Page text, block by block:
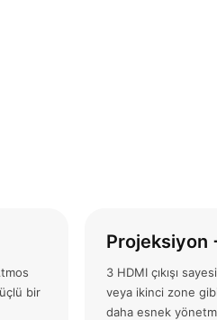
bir
Projeksiyon
3 HDMI çıkışı
veya ikinci zone
daha esnek